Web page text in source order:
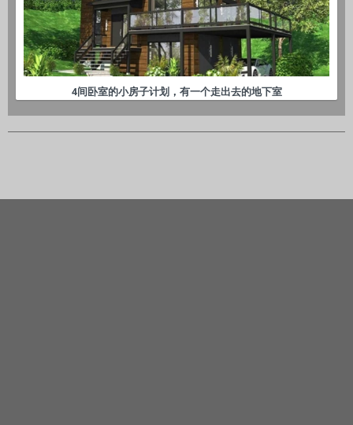
4间卧室的小房子计划，有一个走出去的地下室